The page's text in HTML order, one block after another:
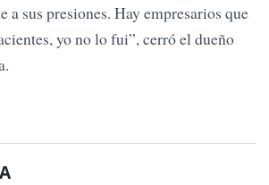
a sus presiones. Hay empresarios que
yo no lo fui”, cerró el dueño